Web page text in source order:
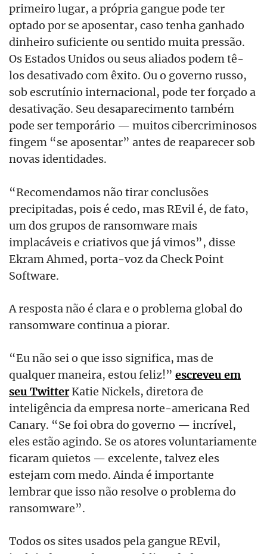
primeiro lugar, a própria gangue pode ter
optado por se aposentar, caso tenha ganhado
dinheiro suficiente ou sentido muita pressão.
Os Estados Unidos ou seus aliados podem tê-
los desativado com êxito. Ou o governo russo,
sob escrutínio internacional, pode ter forçado a
desativação. Seu desaparecimento também
pode ser temporário — muitos cibercriminosos
fingem “se aposentar” antes de reaparecer sob
novas identidades.
“Recomendamos não tirar conclusões
precipitadas, pois é cedo, mas REvil é, de fato,
um dos grupos de ransomware mais
implacáveis ​​e criativos que já vimos”, disse
Ekram Ahmed, porta-voz da Check Point
Software.
A resposta não é clara e o problema global do
ransomware continua a piorar.
“Eu não sei o que isso significa, mas de
qualquer maneira, estou feliz!” escreveu em
seu TwitterKatie Nickels, diretora de
inteligência da empresa norte-americana Red
Canary. “Se foi obra do governo — incrível,
eles estão agindo. Se os atores voluntariamente
ficaram quietos — excelente, talvez eles
estejam com medo. Ainda é importante
lembrar que isso não resolve o problema do
ransomware”.
Todos os sites usados ​​pela gangue REvil,